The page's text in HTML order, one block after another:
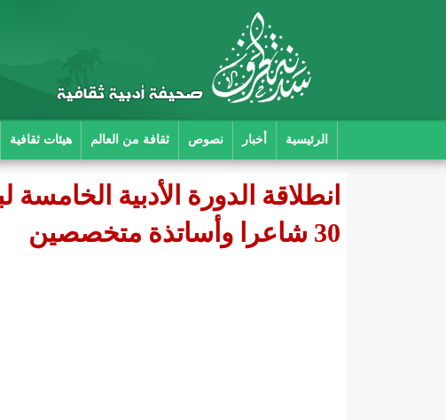
الرئيسية أخبار نصوص ثقافة من العالم هيئات ثقافية
انطلاقة الدورة الأدبية
30 شاعرا وأساتذة متخصصين